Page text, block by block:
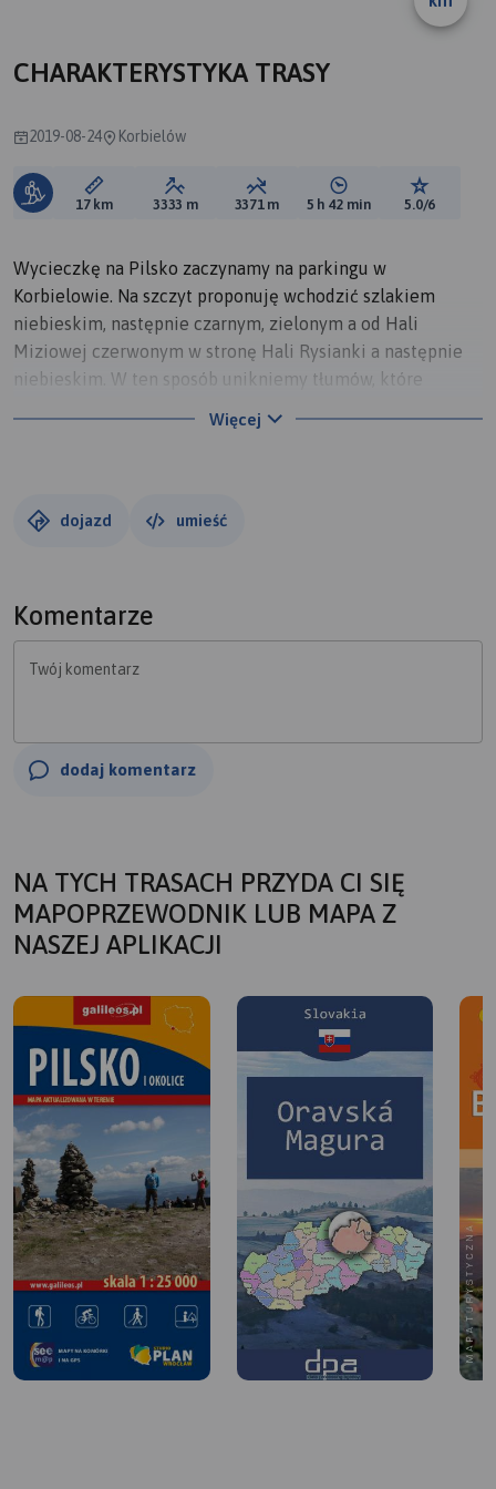
CHARAKTERYSTYKA TRASY
2019-08-24 Korbielów
Długość trasy:
17 km Suma przewyższeń:
3333 m Suma spadków:
3371 m Średni czas potrzebny
5 h 42 min Ocena
5.0/6
Wycieczkę na Pilsko zaczynamy na parkingu w
Korbielowie. Na szczyt proponuję wchodzić szlakiem
niebieskim, następnie czarnym, zielonym a od Hali
Miziowej czerwonym w stronę Hali Rysianki a następnie
niebieskim. W ten sposób unikniemy tłumów, które
proponuję prowadzi kilkoma Halami, z których
potwierdzenia tego co tu piszę. Na całej trasie aż do
Więcej
dojazd umieść
Komentarze
Twój komentarz
dodaj komentarz
NA TYCH TRASACH PRZYDA CI SIĘ
MAPOPRZEWODNIK LUB MAPA Z
NASZEJ APLIKACJI